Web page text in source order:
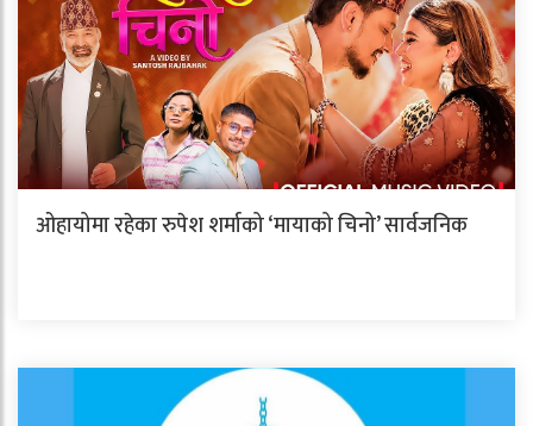
ओहायोमा रहेका रुपेश शर्माको ‘मायाको चिनो’ सार्वजनिक